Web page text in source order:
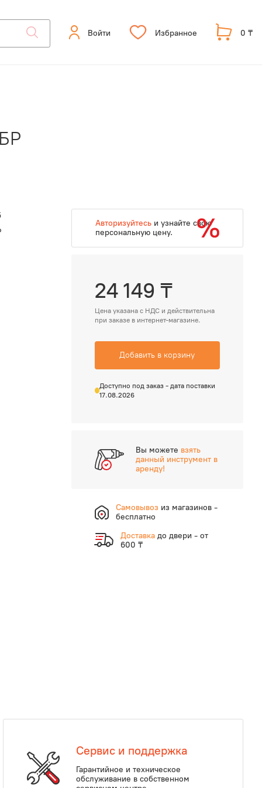
Войти Избранное 0 ₸
Авторизуйтесьи узнайте свою
персональную цену.
24 149 ₸
Цена указана с НДС и действительна
при заказе в интернет-магазине.
Добавить в корзину
Доступно под заказ - дата поставки
17.08.2026
Вы можете взять
данный инструмент в
аренду!
Самовывоз из магазинов -
бесплатно
Доставкадо двери - от
600 ₸
Сервис и поддержка
Гарантийное и техническое
обслуживание в собственном